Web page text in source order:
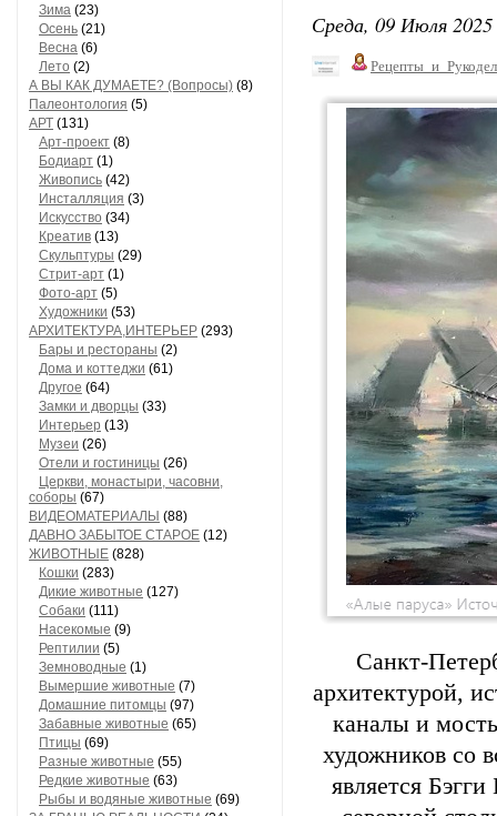
Зима (23)
Осень (21)
Весна (6)
Лето (2)
А ВЫ КАК ДУМАЕТЕ? (Вопросы) (8)
Палеонтология (5)
АРТ (131)
Арт-проект (8)
Бодиарт (1)
Живопись (42)
Инсталляция (3)
Искусство (34)
Креатив (13)
Скульптуры (29)
Стрит-арт (1)
Фото-арт (5)
Художники (53)
АРХИТЕКТУРА,ИНТЕРЬЕР (293)
Бары и рестораны (2)
Дома и коттеджи (61)
Другое (64)
Замки и дворцы (33)
Интерьер (13)
Музеи (26)
Отели и гостиницы (26)
Церкви, монастыри, часовни,
соборы (67)
ВИДЕОМАТЕРИАЛЫ (88)
ДАВНО ЗАБЫТОЕ СТАРОЕ (12)
ЖИВОТНЫЕ (828)
Кошки (283)
Дикие животные (127)
Собаки (111)
Насекомые (9)
Рептилии (5)
Земноводные (1)
Вымершие животные (7)
Домашние питомцы (97)
Забавные животные (65)
Птицы (69)
Разные животные (55)
Редкие животные (63)
Рыбы и водяные животные (69)
Среда, 09 Июля
Санкт-
архитектурой,
каналы и
художников со
является